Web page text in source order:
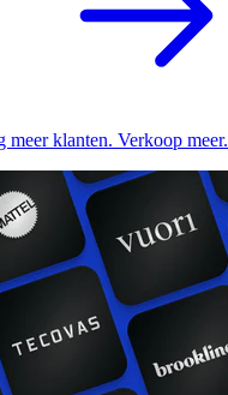
meer klanten. Verkoop meer.